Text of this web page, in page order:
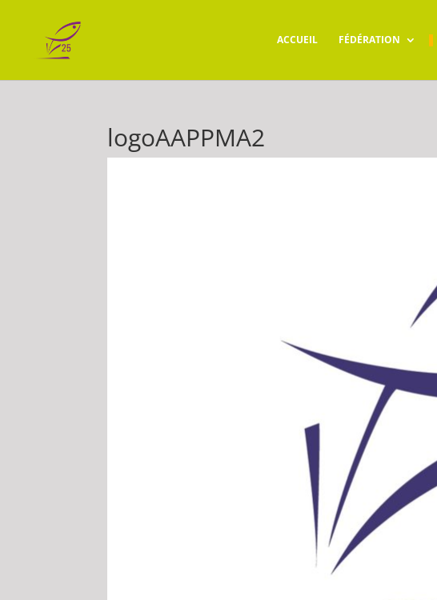
ACCUEIL FÉDÉRATION
logoAAPPMA2